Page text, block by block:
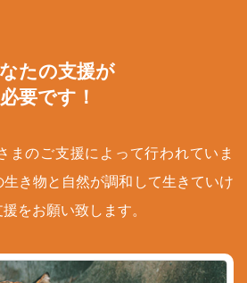
たの支援が
必要です！
まのご支援によって行われていま
き物と自然が調和して生きていけ
をお願い致します。